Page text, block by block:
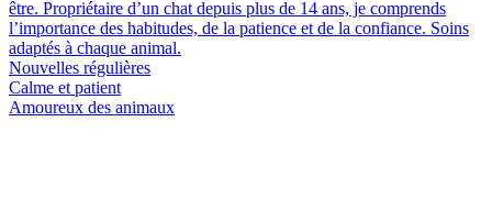
être. Propriétaire d’un chat depuis plus de 14 ans, je comprends
l’importance des habitudes, de la patience et de la confiance. Soins
adaptés à chaque animal.
Nouvelles régulières
Calme et patient
Amoureux des animaux